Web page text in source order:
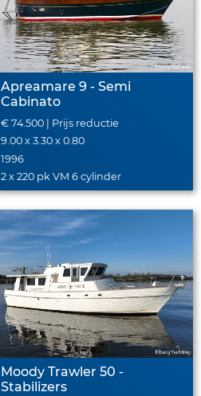
Apreamare 9 - Semi
Cabinato
€ 74.500 | Prijs reductie
9.00 x 3.30 x 0.80
1996
2 x 220 pk VM 6 cylinder
Moody Trawler 50 -
Stabilizers